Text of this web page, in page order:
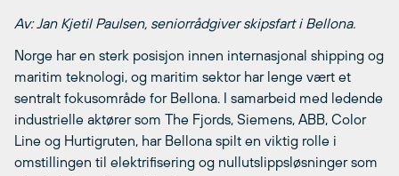
Av: Jan Kjetil Paulsen, seniorrådgiver skipsfart i Bellona.
Norge har en sterk posisjon innen internasjonal shipping og
maritim teknologi, og maritim sektor har lenge vært et
sentralt fokusområde for Bellona. I samarbeid med ledende
industrielle aktører som The Fjords, Siemens, ABB, Color
Line og Hurtigruten, har Bellona spilt en viktig rolle i
omstillingen til elektrifisering og nullutslippsløsninger som